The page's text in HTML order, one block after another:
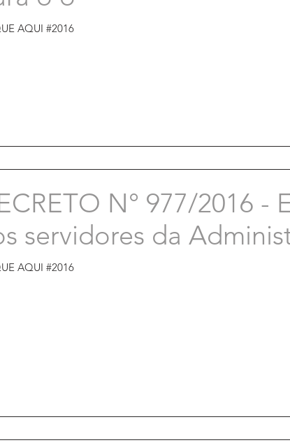
AQUI #2016
N° 977/2016
servidores da
AQUI #2016